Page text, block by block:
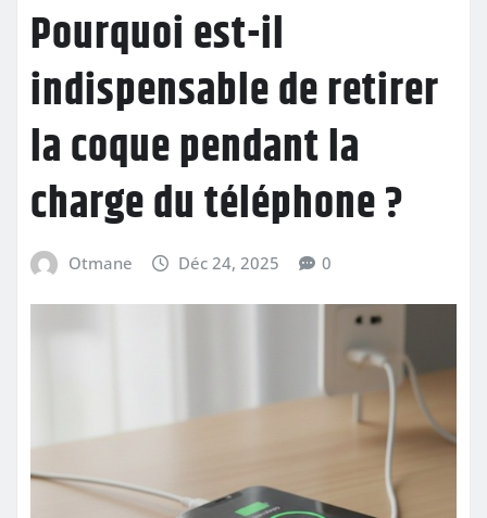
Pourquoi est-il
indispensable de retirer
la coque pendant la
charge du téléphone ?
Otmane Déc 24, 2025 0